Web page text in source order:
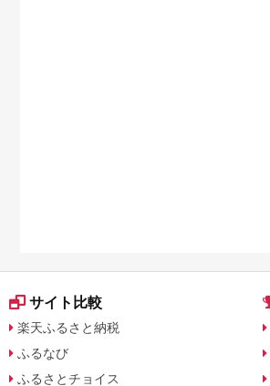
サイト比較
楽天ふるさと納税
ふるなび
ふるさとチョイス